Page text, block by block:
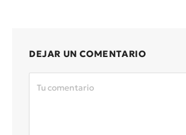
DEJAR UN COMENTARIO